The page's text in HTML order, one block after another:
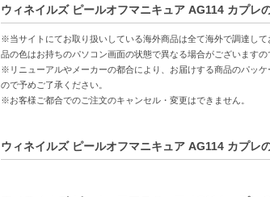
②美しいツヤと発色
・従来のマニキュアでは不可能だった究極のツヤ
・成分の50%以上が水
・カラーが分離、沈殿せず美しい
～7日の持続性
ウィネイルズ ピールオフマニキュア AG114 カプレ
※当サイトにてお取り扱いしている海外商品は全て海外で調達し
品の色はお持ちのパソコン画面の状態で異なる場合がございますの
※リニューアルやメーカーの都合により、お届けする商品のパッ
ので予めご了承ください。
※お客様ご都合でのご注文のキャンセル・変更はできません。
ウィネイルズ ピールオフマニキュア AG114 カプレ